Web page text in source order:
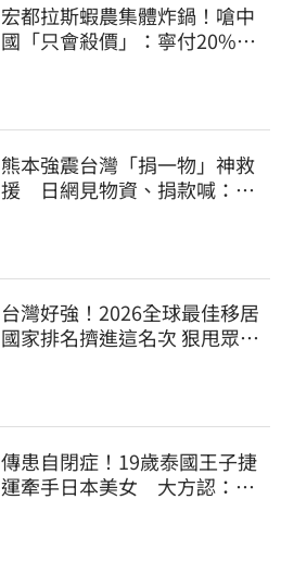
宏都拉斯蝦農集體炸鍋！嗆中
國「只會殺價」：寧付20%關
熊本強震台灣「捐一物」神救
援 日網見物資、捐款喊：給
台灣好強！2026全球最佳移居
國家排名擠進這名次 狠甩眾多
傳患自閉症！19歲泰國王子捷
運牽手日本美女 大方認：